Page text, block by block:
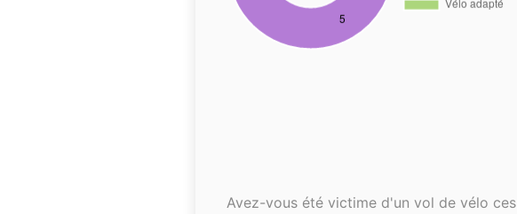
Avez-vous été victime d'un vol de vélo ces